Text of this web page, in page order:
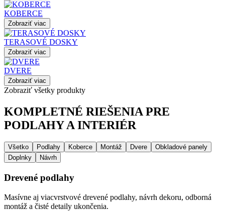
KOBERCE
Zobraziť viac
TERASOVÉ DOSKY
Zobraziť viac
DVERE
Zobraziť viac
Zobraziť všetky produkty
KOMPLETNÉ RIEŠENIA PRE
PODLAHY A INTERIÉR
Všetko Podlahy Koberce Montáž Dvere
Obkladové panely
Doplnky
Návrh
Drevené podlahy
Masívne aj viacvrstvové drevené podlahy, návrh dekoru, odborná
montáž a čisté detaily ukončenia.